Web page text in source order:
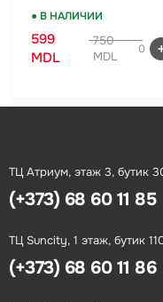
● В НАЛИЧИИ
599
MDL
750
MDL
0
ТЦ Атриум, этаж 3, бутик
(+373) 68 60 11 85
ТЦ Suncity, 1 этаж, бутик
(+373) 68 60 11 86